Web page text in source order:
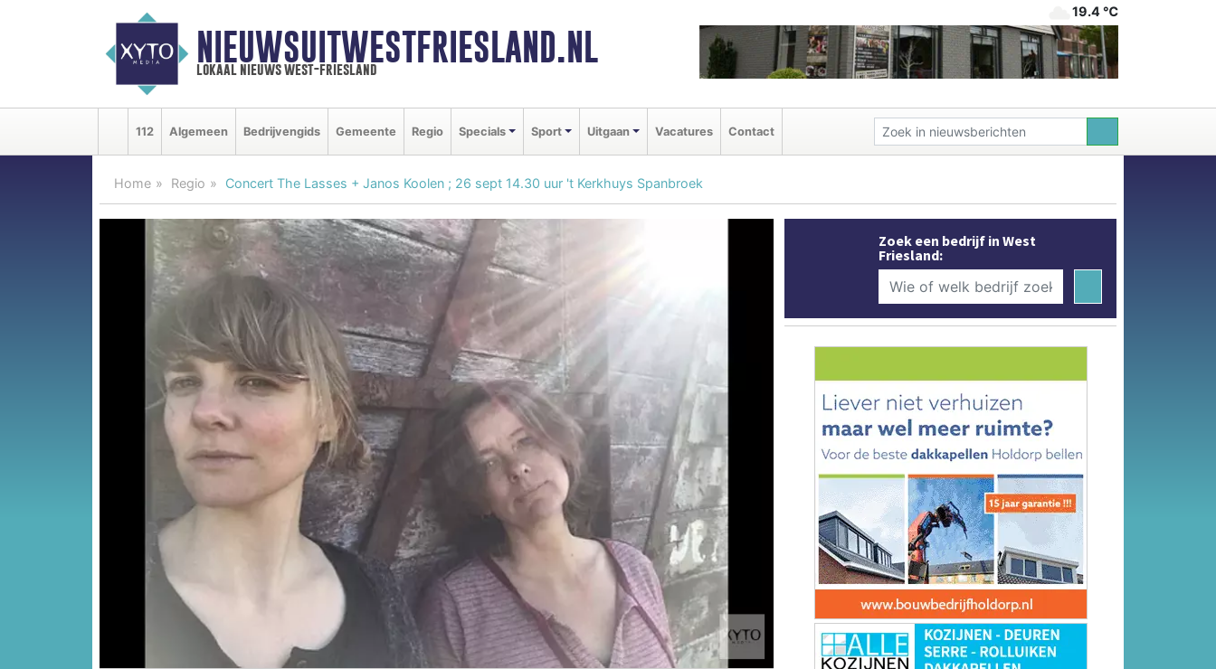
NIEUWSUITWESTFRIESLAND.NL
lokaal nieuws west-friesland
19.4 ℃
112 Algemeen Bedrijvengids Gemeente Regio Specials Sport Uitgaan Vacatures Contact
Home Regio Concert The Lasses + Janos Koolen ; 26 sept 14.30 uur 't Kerkhuys Spanbroek
Zoek een bedrijf in West
Friesland: